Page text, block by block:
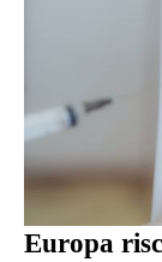
Europa